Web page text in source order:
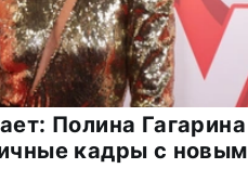
Полина Гагарина
кадры с новым